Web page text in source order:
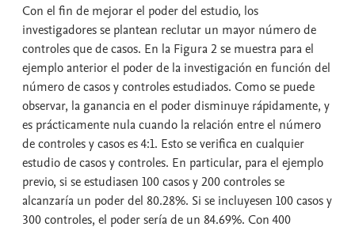
Con el fin de mejorar el poder del estudio, los
investigadores se plantean reclutar un mayor número de
controles que de casos. En la Figura 2 se muestra para el
ejemplo anterior el poder de la investigación en función del
número de casos y controles estudiados. Como se puede
observar, la ganancia en el poder disminuye rápidamente, y
es prácticamente nula cuando la relación entre el número
de controles y casos es 4:1. Esto se verifica en cualquier
estudio de casos y controles. En particular, para el ejemplo
previo, si se estudiasen 100 casos y 200 controles se
alcanzaría un poder del 80.28%. Si se incluyesen 100 casos y
300 controles, el poder sería de un 84.69%. Con 400